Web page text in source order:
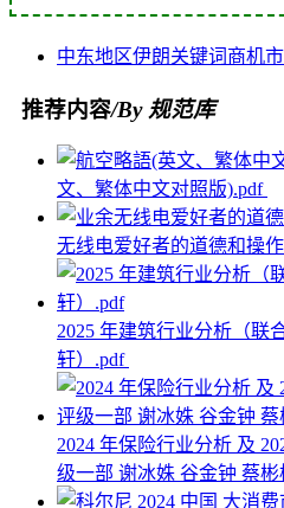
中东地区伊朗关键词 商机
推荐内容/By 规范库
文、繁体中文对照版).pdf
无线电爱好者的道德和操
2025 年建筑行业分析（联
轩）.pdf
2024 年保险行业分析 及
级一部 谢冰姝 谷金钟 蔡